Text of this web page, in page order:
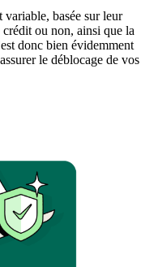
basée sur leur
ou non, ainsi que la
donc bien évidemment
le déblocage de vos